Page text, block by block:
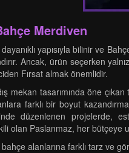
Merdiven
yapısıyla bilinir ve
Ancak, ürün seçerken
Fırsat almak önemlidir.
mekan tasarımında öne
farklı bir boyut
düzenlenen projelerde,
olan Paslanmaz, her bütçeye
alanlarına farklı tarz ve